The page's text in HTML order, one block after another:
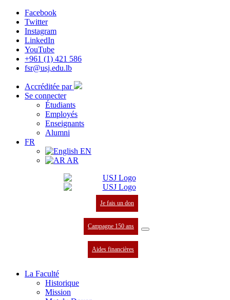
Facebook
Twitter
Instagram
LinkedIn
YouTube
+961 (1) 421 586
fsr@usj.edu.lb
Accréditée par
Se connecter
Étudiants
Employés
Enseignants
Alumni
FR
EN
AR
Je fais un don
Campagne 150 ans
Aides financières
La Faculté
Historique
Mission